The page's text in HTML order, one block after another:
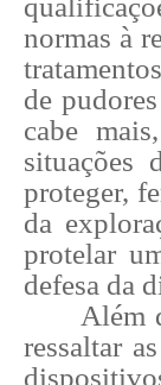
normas à
de
cabe
situações
proteger,
da
protelar
defesa da
Além
ressaltar